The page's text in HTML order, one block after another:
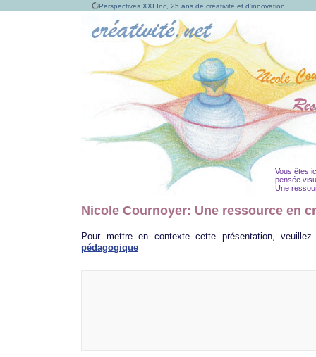
Perspectives XXI Inc, 25 ans de créativité et d'innovation.
Vous êtes
pensée
Une
Nicole Cournoyer: Une ressource en
Pour mettre en contexte cette présentation,
pédagogique